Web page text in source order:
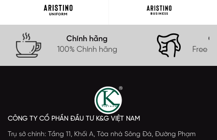
Chính hãng
100% Chính hãng
Free
CÔNG TY CỔ PHẦN ĐẦU TƯ K&G VIỆT NAM
Trụ sở chính: Tầng 11, Khối A, Tòa nhà Sông Đà, Đường Phạm